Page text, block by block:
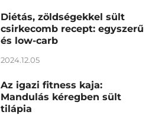
Diétás, zöldségekkel sült
csirkecomb recept: egyszerű
és low-carb
2024.12.05
Az igazi fitness kaja:
Mandulás kéregben sült
tilápia